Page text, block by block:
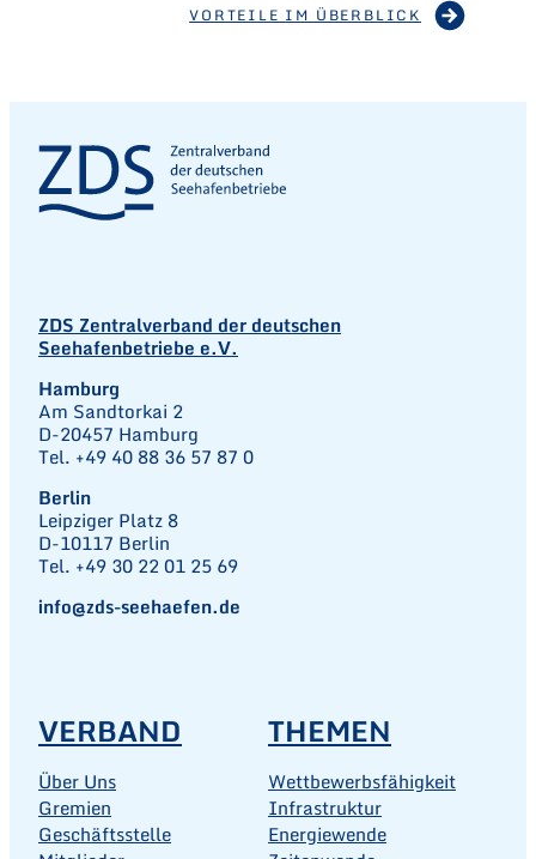
VORTEILE IM ÜBERBLICK
ZDS Zentralverband der deutschen
Seehafenbetriebe e.V.
Hamburg
Am Sandtorkai 2
D-20457 Hamburg
Tel. +49 40 88 36 57 87 0
Berlin
Leipziger Platz 8
D-10117 Berlin
Tel. +49 30 22 01 25 69
info@zds-seehaefen.de
VERBAND
Über Uns
Gremien
Geschäftsstelle
THEMEN
Wettbewerbsfähigkeit
Infrastruktur
Energiewende